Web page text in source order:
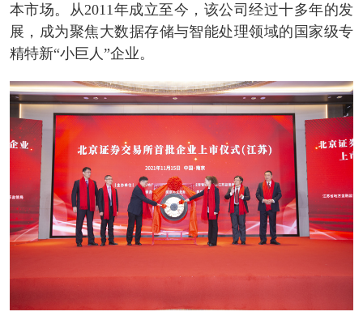
本市场。从2011年成立至今 ，该公司经过十多年的发
展 ，成为聚焦大数据存储与智能处理领域的 国家级专
精特新“小巨人 ”企业。